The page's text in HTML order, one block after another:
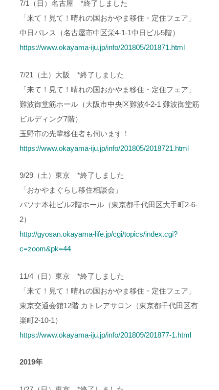
7/1（日）名古屋 *終了しました
「来て！見て！晴れの国おかやま移住・定住フェア」
中日パレス（名古屋市中区栄4-1-1中日ビル5階）
https://www.okayama-iju.jp/info/201805/201871.html
7/21（土）大阪 *終了しました
「来て！見て！晴れの国おかやま移住・定住フェア」
難波御堂筋ホール（大阪市中央区難波4-2-1 難波御堂筋
ビルディング7階）
玉野市の先輩移住者も伺います！
https://www.okayama-iju.jp/info/201805/2018721.html
9/29（土）東京 *終了しました
「おかやまぐらし移住相談会」
パソナ本社ビル2階ホール（東京都千代田区大手町2-6-
2）
http://gyosan.okayama-life.jp/cgi/topics/index.cgi?
c=zoom&pk=44
11/4（日）東京 *終了しました
「来て！見て！晴れの国おかやま移住・定住フェア」
東京交通会館12階 カトレアサロン（東京都千代田区有
楽町2-10-1）
https://www.okayama-iju.jp/info/201809/201877-1.html
2019年